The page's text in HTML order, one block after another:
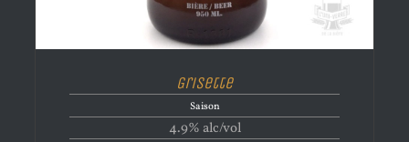
Grisette
Saison
4.9% alc/vol